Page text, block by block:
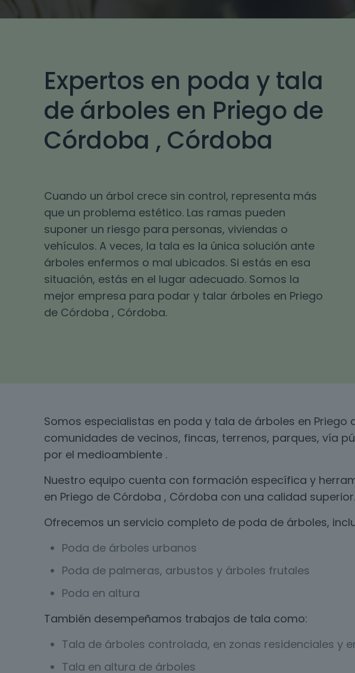
Expertos en poda y tala
de árboles en Priego de
Córdoba , Córdoba
Cuando un árbol crece sin control, representa más
que un problema estético. Las ramas pueden
suponer un riesgo para personas, viviendas o
vehículos. A veces, la tala es la única solución ante
árboles enfermos o mal ubicados. Si estás en esa
situación, estás en el lugar adecuado. Somos la
mejor empresa para podar y talar árboles en Priego
de Córdoba , Córdoba.
Somos especialistas en poda y tala de árboles en
comunidades de vecinos, fincas, terrenos, parques, vía
por el medioambiente .
Nuestro equipo cuenta con formación específica y
en Priego de Córdoba , Córdoba con una calidad superior.
Ofrecemos un servicio completo de poda de árboles,
Poda de árboles urbanos
Poda de palmeras, arbustos y árboles frutales
Poda en altura
También desempeñamos trabajos de tala como:
Tala de árboles controlada, en zonas residenciales y
Tala en altura de árboles